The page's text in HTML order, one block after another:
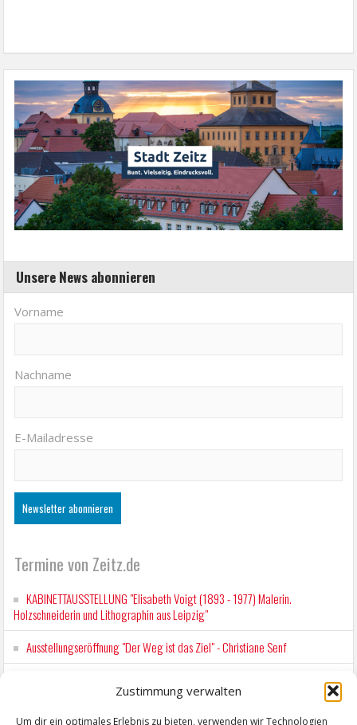
Zustimmung verwalten
Um dir ein optimales Erlebnis zu bieten, verwenden wir Technologien
Unsere News abonnieren
Vorname
Nachname
E-Mailadresse
Termine von Zeitz.de
KABINETTAUSSTELLUNG "Elisabeth Voigt (1893 - 1977) Malerin.
Holzschneiderin und Lithographin aus Leipzig"
Ausstellungseröffnung "Der Weg ist das Ziel" - Christiane Senf